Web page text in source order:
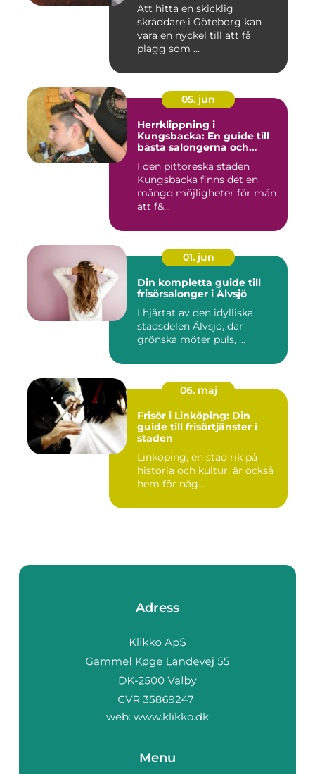
Att hitta en skicklig
skräddare i Göteborg kan
vara en nyckel till att få
plagg som ...
05. jun
Herrklippning i
Kungsbacka: En guide till
bästa salongerna och
I den pittoreska staden
Kungsbacka finns det en
mängd möjligheter för män
att f&...
01. jun
Din kompletta guide till
frisörsalonger i Älvsjö
I hjärtat av den idylliska
stadsdelen Älvsjö, där
grönska möter puls, ...
06. maj
Frisör i Linköping: Din
guide till frisörtjänster i
staden
Linköping, en stad rik på
historia och kultur, är också
hem för någ...
Adress
web: www.klikko.dk
Menu